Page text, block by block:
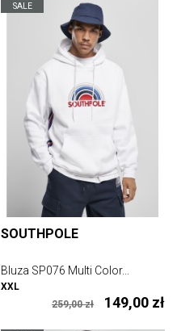
SALE
SOUTHPOLE
Bluza SP076 Multi Color...
149,00 zł
259,00 zł
XXL